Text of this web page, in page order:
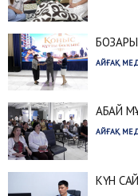
АЙҒАҚ
АБАЙ
АЙҒАҚ
КҮН